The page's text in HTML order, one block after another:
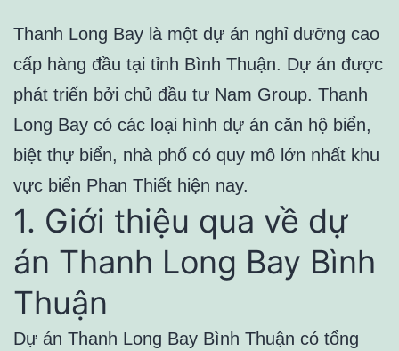
Thanh Long Bay là một dự án nghỉ dưỡng cao
cấp hàng đầu tại tỉnh Bình Thuận. Dự án được
phát triển bởi chủ đầu tư Nam Group. Thanh
Long Bay có các loại hình dự án căn hộ biển,
biệt thự biển, nhà phố có quy mô lớn nhất khu
vực biển Phan Thiết hiện nay.
1. Giới thiệu qua về dự
án Thanh Long Bay Bình
Thuận
Dự án Thanh Long Bay Bình Thuận có tổng